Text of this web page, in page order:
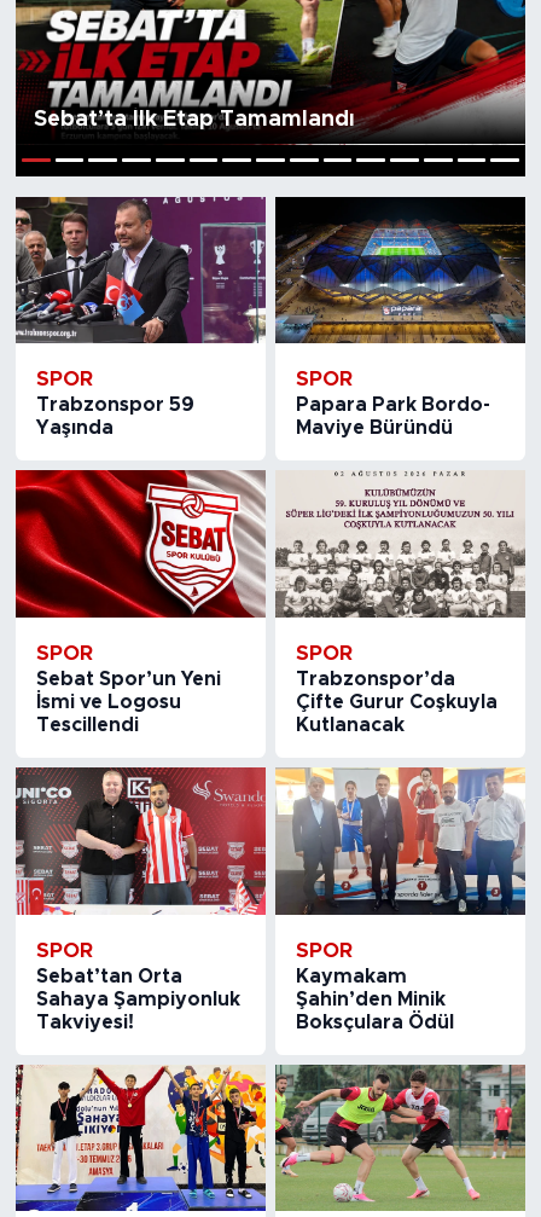
Sebat’ta İlk Etap Tamamlandı
SPOR
Trabzonspor 59
Yaşında
SPOR
Papara Park Bordo-
Maviye Büründü
SPOR
Sebat Spor’un Yeni
İsmi ve Logosu
Tescillendi
SPOR
Trabzonspor’da
Çifte Gurur Coşkuyla
Kutlanacak
SPOR
Sebat’tan Orta
Sahaya Şampiyonluk
Takviyesi!
SPOR
Kaymakam
Şahin’den Minik
Boksçulara Ödül
Medya
Sağlık
Siyaset
Teknoloji
GURBETTEN SILAYA
Köşe Yazarları
Manşet
Ulusal Son Dakika Haberleri